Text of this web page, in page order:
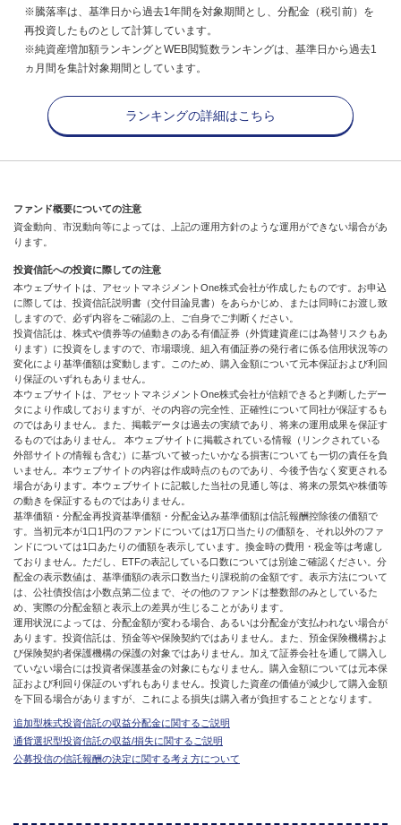
※騰落率は、基準日から過去1年間を対象期間とし、分配金（税引前）を
再投資したものとして計算しています。
※純資産増加額ランキングとWEB閲覧数ランキングは、基準日から過去1
ヵ月間を集計対象期間としています。
ランキングの詳細はこちら
ファンド概要についての注意
資金動向、市況動向等によっては、上記の運用方針のような運用ができない場合があ
ります。
投資信託への投資に際しての注意
本ウェブサイトは、アセットマネジメントOne株式会社が作成したものです。お申込
に際しては、投資信託説明書（交付目論見書）をあらかじめ、または同時にお渡し致
しますので、必ず内容をご確認の上、ご自身でご判断ください。
投資信託は、株式や債券等の値動きのある有価証券（外貨建資産には為替リスクもあ
ります）に投資をしますので、市場環境、組入有価証券の発行者に係る信用状況等の
変化により基準価額は変動します。このため、購入金額について元本保証および利回
り保証のいずれもありません。
本ウェブサイトは、アセットマネジメントOne株式会社が信頼できると判断したデー
タにより作成しておりますが、その内容の完全性、正確性について同社が保証するも
のではありません。また、掲載データは過去の実績であり、将来の運用成果を保証す
るものではありません。 本ウェブサイトに掲載されている情報（リンクされている
外部サイトの情報も含む）に基づいて被ったいかなる損害についても一切の責任を負
いません。本ウェブサイトの内容は作成時点のものであり、今後予告なく変更される
場合があります。本ウェブサイトに記載した当社の見通し等は、将来の景気や株価等
の動きを保証するものではありません。
基準価額・分配金再投資基準価額・分配金込み基準価額は信託報酬控除後の価額で
す。当初元本が1口1円のファンドについては1万口当たりの価額を、それ以外のファ
ンドについては1口あたりの価額を表示しています。換金時の費用・税金等は考慮し
ておりません。ただし、ETFの表記している口数については別途ご確認ください。分
配金の表示数値は、基準価額の表示口数当たり課税前の金額です。表示方法について
は、公社債投信は小数点第二位まで、その他のファンドは整数部のみとしているた
め、実際の分配金額と表示上の差異が生じることがあります。
運用状況によっては、分配金額が変わる場合、あるいは分配金が支払われない場合が
あります。投資信託は、預金等や保険契約ではありません。また、預金保険機構およ
び保険契約者保護機構の保護の対象ではありません。加えて証券会社を通して購入し
ていない場合には投資者保護基金の対象にもなりません。購入金額については元本保
証および利回り保証のいずれもありません。投資した資産の価値が減少して購入金額
を下回る場合がありますが、これによる損失は購入者が負担することとなります。
追加型株式投資信託の収益分配金に関するご説明
通貨選択型投資信託の収益/損失に関するご説明
公募投信の信託報酬の決定に関する考え方について